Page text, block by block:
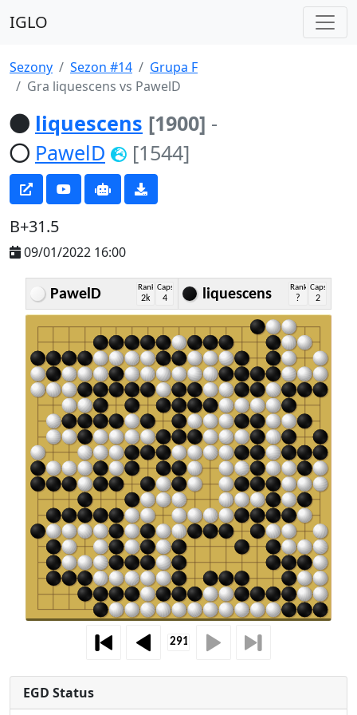
IGLO
Sezony Sezon #14
Grupa F
Gra liquescens vs PawelD
liquescens [1900] -
PawelD
[1544]
B+31.5
09/01/2022 16:00
PawelD Rank
2k
Caps
4 liquescens Rank
?
Caps
2
EGD Status